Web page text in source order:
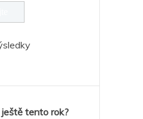
tento rok?